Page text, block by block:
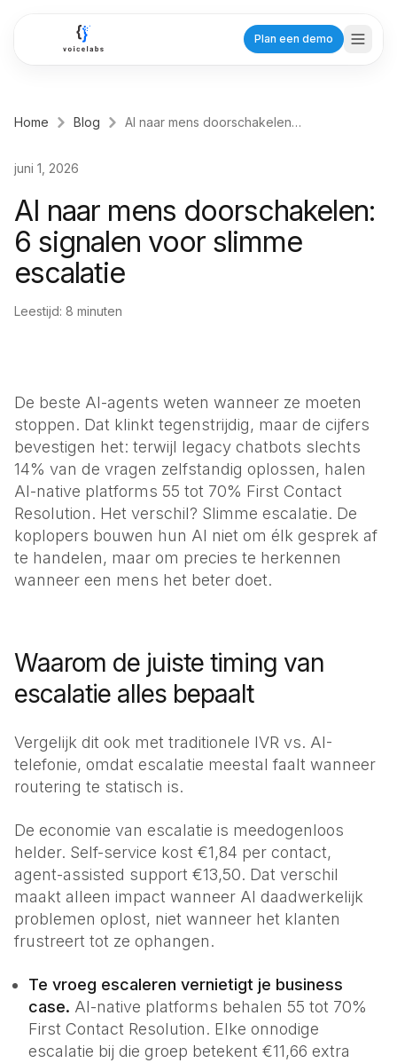
Plan een demo
Tandartsen
Planning voor praktijken
Huisartsen
Advocaten
Juridisch advies
Makelaars
Bezichtigingen plannen
Loodgieters
Service op locatie
Klusbedrijven
Offertes & planning
Restaurants
Reserveringen
Corporaties
Onderhoud & beheer
MKB
Voor elk bedrijf
Bel met Robin
(+31) 23 207 70 96
Home Blog AI naar mens doorschakelen: 6 signalen voor slimme escalatie
juni 1, 2026
AI naar mens doorschakelen:
6 signalen voor slimme
escalatie
Leestijd: 8 minuten
De beste AI-agents weten wanneer ze moeten
stoppen. Dat klinkt tegenstrijdig, maar de cijfers
bevestigen het: terwijl legacy chatbots slechts
14% van de vragen zelfstandig oplossen, halen
AI-native platforms 55 tot 70% First Contact
Resolution. Het verschil? Slimme escalatie. De
koplopers bouwen hun AI niet om élk gesprek af
te handelen, maar om precies te herkennen
wanneer een mens het beter doet.
Waarom de juiste timing van
escalatie alles bepaalt
Vergelijk dit ook met traditionele IVR vs. AI-
telefonie, omdat escalatie meestal faalt wanneer
routering te statisch is.
De economie van escalatie is meedogenloos
helder. Self-service kost €1,84 per contact,
agent-assisted support €13,50. Dat verschil
maakt alleen impact wanneer AI daadwerkelijk
problemen oplost, niet wanneer het klanten
frustreert tot ze ophangen.
Te vroeg escaleren vernietigt je business
case. AI-native platforms behalen 55 tot 70%
First Contact Resolution. Elke onnodige
escalatie bij die groep betekent €11,66 extra